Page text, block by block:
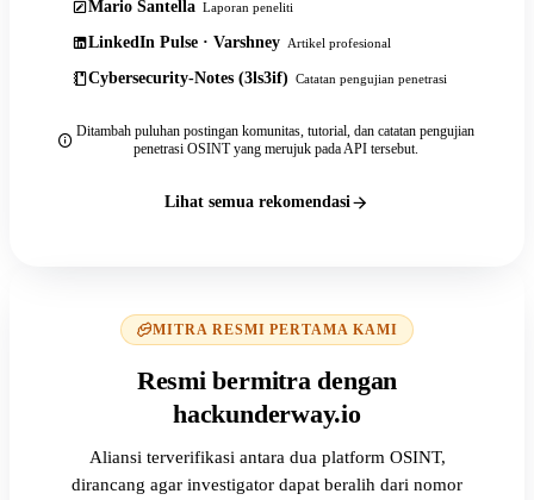
Mario Santella Laporan peneliti
LinkedIn Pulse · Varshney Artikel profesional
Cybersecurity-Notes (3ls3if) Catatan pengujian penetrasi
Ditambah puluhan postingan komunitas, tutorial, dan catatan pengujian
penetrasi OSINT yang merujuk pada API tersebut.
Lihat semua rekomendasi
MITRA RESMI PERTAMA KAMI
Resmi bermitra dengan
hackunderway.io
Aliansi terverifikasi antara dua platform OSINT,
dirancang agar investigator dapat beralih dari nomor